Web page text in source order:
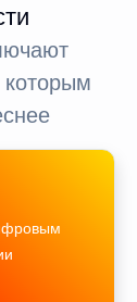
которым